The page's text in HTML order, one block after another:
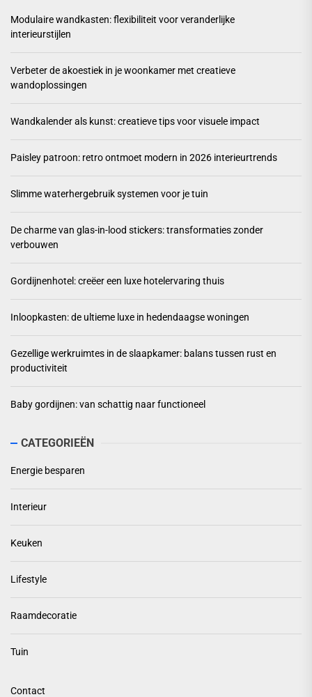
Modulaire wandkasten: flexibiliteit voor veranderlijke
interieurstijlen
Verbeter de akoestiek in je woonkamer met creatieve
wandoplossingen
Wandkalender als kunst: creatieve tips voor visuele impact
Paisley patroon: retro ontmoet modern in 2026 interieurtrends
Slimme waterhergebruik systemen voor je tuin
De charme van glas-in-lood stickers: transformaties zonder
verbouwen
Gordijnenhotel: creëer een luxe hotelervaring thuis
Inloopkasten: de ultieme luxe in hedendaagse woningen
Gezellige werkruimtes in de slaapkamer: balans tussen rust en
productiviteit
Baby gordijnen: van schattig naar functioneel
CATEGORIEËN
Energie besparen
Interieur
Keuken
Lifestyle
Raamdecoratie
Tuin
Contact